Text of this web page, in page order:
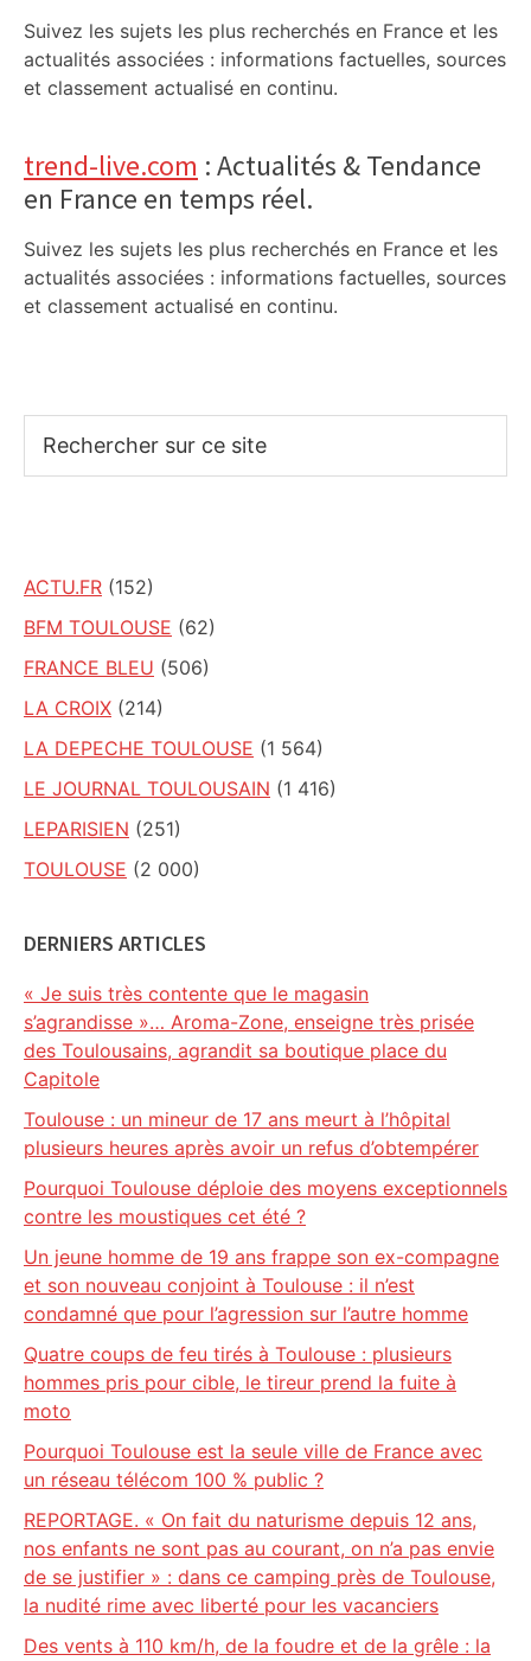
Suivez les sujets les plus recherchés en France et les
actualités associées : informations factuelles, sources
et classement actualisé en continu.
trend-live.com : Actualités & Tendance
en France en temps réel.
Suivez les sujets les plus recherchés en France et les
actualités associées : informations factuelles, sources
et classement actualisé en continu.
sur
ACTU.FR (152)
BFM TOULOUSE (62)
FRANCE BLEU (506)
LA CROIX (214)
LA DEPECHE TOULOUSE (1 564)
LE JOURNAL TOULOUSAIN (1 416)
LEPARISIEN (251)
TOULOUSE (2 000)
DERNIERS ARTICLES
« Je suis très contente que le magasin
s’agrandisse »… Aroma-Zone, enseigne très prisée
des Toulousains, agrandit sa boutique place du
Capitole
Toulouse : un mineur de 17 ans meurt à l’hôpital
plusieurs heures après avoir un refus d’obtempérer
Pourquoi Toulouse déploie des moyens exceptionnels
contre les moustiques cet été ?
Un jeune homme de 19 ans frappe son ex-compagne
et son nouveau conjoint à Toulouse : il n’est
condamné que pour l’agression sur l’autre homme
Quatre coups de feu tirés à Toulouse : plusieurs
hommes pris pour cible, le tireur prend la fuite à
moto
Pourquoi Toulouse est la seule ville de France avec
un réseau télécom 100 % public ?
REPORTAGE. « On fait du naturisme depuis 12 ans,
nos enfants ne sont pas au courant, on n’a pas envie
de se justifier » : dans ce camping près de Toulouse,
la nudité rime avec liberté pour les vacanciers
Des vents à 110 km/h, de la foudre et de la grêle : la